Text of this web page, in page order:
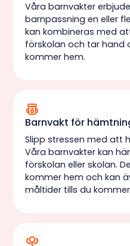
Våra barnvakter
barnpassning en eller
kan kombineras med
förskolan och tar hand
kommer hem.
Barnvakt för
Slipp stressen med att
Våra barnvakter kan
förskolan eller skolan.
kommer hem och kan
måltider tills du